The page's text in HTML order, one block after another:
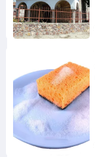
Снимка:
Пиксабей